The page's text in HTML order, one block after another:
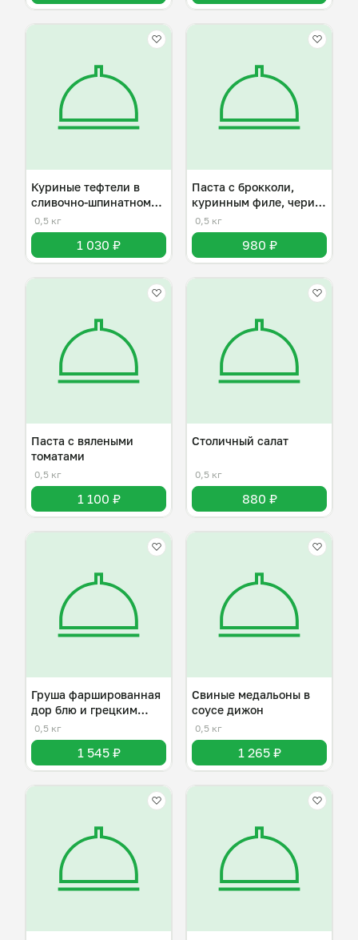
Куриные тефтели в
сливочно-шпинатном
соусе
0,5 кг
1 030 ₽
Паста с брокколи,
куринным филе, чери и
пармезаном
0,5 кг
980 ₽
Паста с вялеными
томатами
0,5 кг
1 100 ₽
Столичный салат
0,5 кг
880 ₽
Груша фаршированная
дор блю и грецким
орехом
0,5 кг
1 545 ₽
Свиные медальоны в
соусе дижон
0,5 кг
1 265 ₽